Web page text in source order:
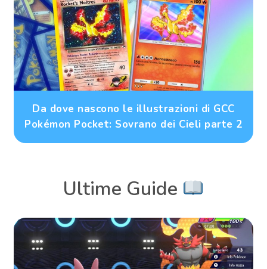
Da dove nascono le illustrazioni di GCC
Pokémon Pocket: Sovrano dei Cieli parte 2
Ultime Guide